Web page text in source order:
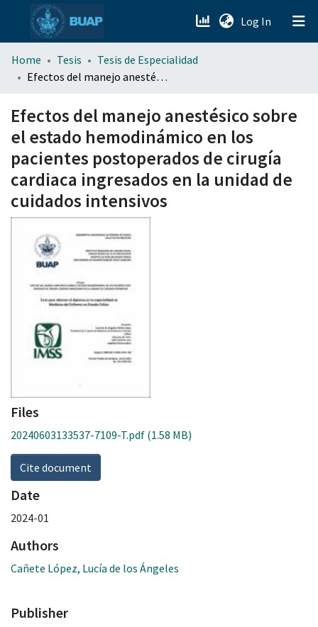
Log In (current)
menu.section.about_menu
Home Tesis
Tesis de Especialidad
Efectos del manejo anestésico sobre el estado hemodinámico en los pacientes postoperados de cirugía cardiaca ingresados en la unidad de cuidados intensivos
Efectos del manejo anestésico sobre
el estado hemodinámico en los
pacientes postoperados de cirugía
cardiaca ingresados en la unidad de
cuidados intensivos
Files
20240603133537-7109-T.pdf (1.58 MB)
Cite document
Date
2024-01
Authors
Cañete López, Lucía de los Ángeles
Publisher